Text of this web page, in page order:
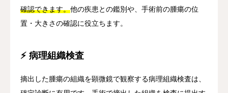
確認できます。他の疾患との鑑別や、手術前の腫瘍の位
置・大きさの確認に役立ちます。
⚡ 病理組織検査
摘出した腫瘍の組織を顕微鏡で観察する病理組織検査は、